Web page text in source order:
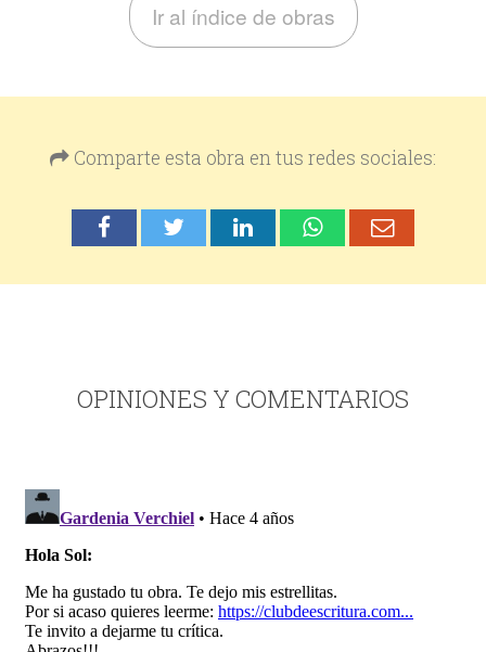
Ir al índice de obras
Comparte esta obra en tus redes sociales:
OPINIONES Y COMENTARIOS